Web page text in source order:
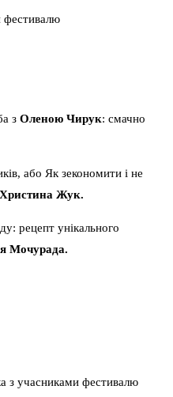
фестивалю
з Оленою Чирук: смачно
або Як зекономити і не
Христина Жук.
рецепт унікального
Мочурада.
з учасниками фестивалю